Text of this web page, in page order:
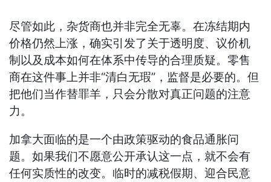
尽管如此，杂货商也并非完全无辜。在冻结期内
价格仍然上涨，确实引发了关于透明度、议价机
制以及成本如何在体系中传导的合理质疑。零售
商在这件事上并非“清白无瑕”，监督是必要的。但
把他们当作替罪羊，只会分散对真正问题的注意
力。
加拿大面临的是一个由政策驱动的食品通胀问
题。如果我们不愿意公开承认这一点，就不会有
任何实质性的改变。临时的减税假期、迎合民意